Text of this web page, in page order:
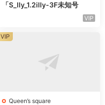
「S_lly_1.2illy-3F未知号
VIP
Queen’s square
VIP